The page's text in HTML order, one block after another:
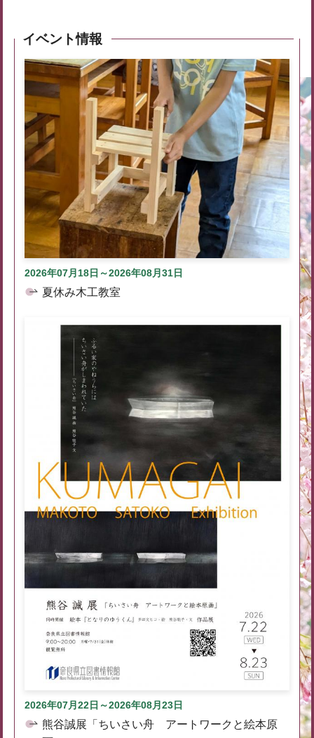
イベント情報
2026年07月18日～2026年08月31日
夏休み木工教室
2026年07月22日～2026年08月23日
熊谷誠展「ちいさい舟 アートワークと絵本原